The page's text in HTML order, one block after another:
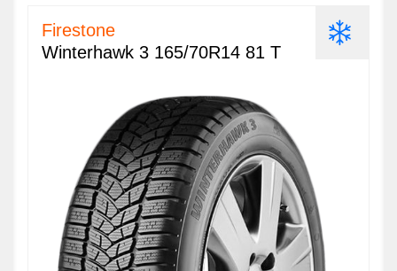
Firestone
Winterhawk 3 165/70R14 81 T